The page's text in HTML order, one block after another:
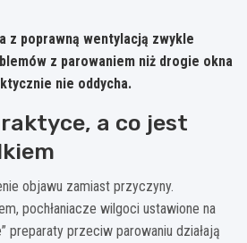
z poprawną wentylacją zwykle
z parowaniem niż drogie okna
nie oddycha.
a co jest
objawu zamiast przyczyny.
pochłaniacze wilgoci ustawione na
preparaty przeciw parowaniu działają